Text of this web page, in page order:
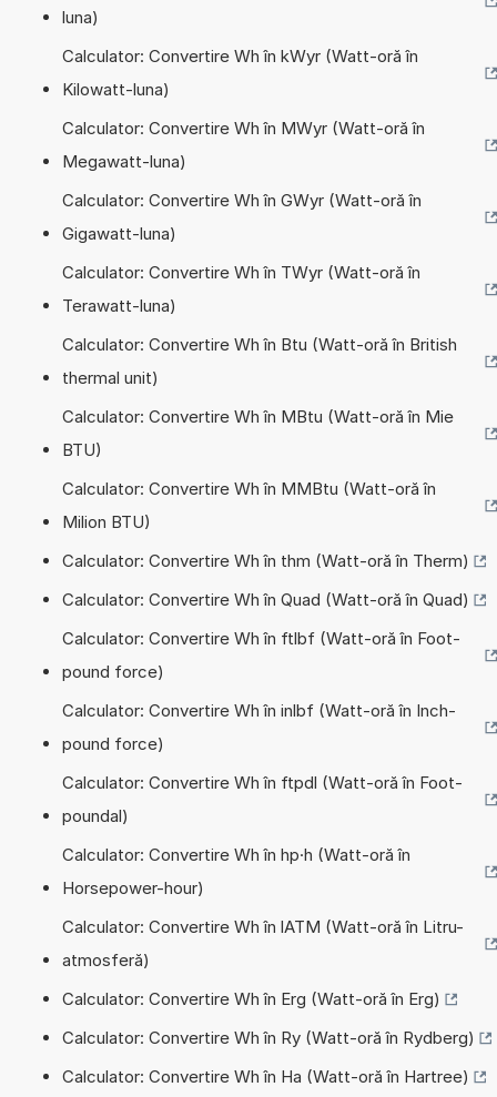
luna)
Calculator: Convertire Wh în kWyr (Watt-oră în
Kilowatt-luna)
Calculator: Convertire Wh în MWyr (Watt-oră în
Megawatt-luna)
Calculator: Convertire Wh în GWyr (Watt-oră în
Gigawatt-luna)
Calculator: Convertire Wh în TWyr (Watt-oră în
Terawatt-luna)
Calculator: Convertire Wh în Btu (Watt-oră în British
thermal unit)
Calculator: Convertire Wh în MBtu (Watt-oră în Mie
BTU)
Calculator: Convertire Wh în MMBtu (Watt-oră în
Milion BTU)
Calculator: Convertire Wh în thm (Watt-oră în Therm)
Calculator: Convertire Wh în Quad (Watt-oră în Quad)
Calculator: Convertire Wh în ftlbf (Watt-oră în Foot-
pound force)
Calculator: Convertire Wh în inlbf (Watt-oră în Inch-
pound force)
Calculator: Convertire Wh în ftpdl (Watt-oră în Foot-
poundal)
Calculator: Convertire Wh în hp·h (Watt-oră în
Horsepower-hour)
Calculator: Convertire Wh în lATM (Watt-oră în Litru-
atmosferă)
Calculator: Convertire Wh în Erg (Watt-oră în Erg)
Calculator: Convertire Wh în Ry (Watt-oră în Rydberg)
Calculator: Convertire Wh în Ha (Watt-oră în Hartree)